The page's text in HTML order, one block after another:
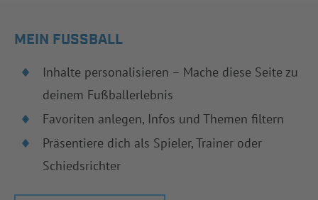
MEIN FUSSBALL
Inhalte personalisieren – Mache diese Seite zu
deinem Fußballerlebnis
Favoriten anlegen, Infos und Themen filtern
Präsentiere dich als Spieler, Trainer oder
Schiedsrichter